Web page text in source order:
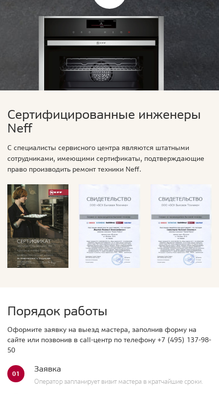
Сертифицированные инженеры
Neff
С специалисты сервисного центра являются штатными
сотрудниками, имеющими сертификаты, подтверждающие
право производить ремонт техники Neff.
Порядок работы
Оформите заявку на выезд мастера, заполнив форму на
сайте или позвонив в call-центр по телефону +7 (495) 137-98-
50
01 Заявка
Оператор запланирует визит мастера в кратчайшие сроки.